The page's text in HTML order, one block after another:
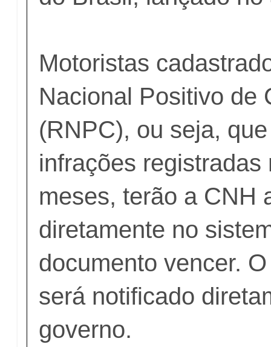
Motoristas
Nacional Positivo de
(RNPC), ou seja,
infrações registradas
meses, terão a CNH
diretamente no
documento vencer.
será notificado
governo.